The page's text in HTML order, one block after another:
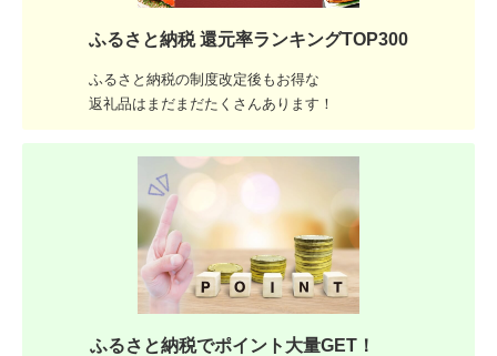
ふるさと納税 還元率ランキングTOP300
ふるさと納税の制度改定後もお得な
返礼品はまだまだたくさんあります！
ふるさと納税でポイント大量GET！